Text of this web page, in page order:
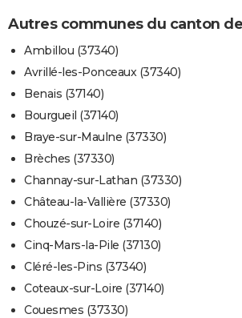
Autres communes du canton
Ambillou (37340)
Avrillé-les-Ponceaux (37340)
Benais (37140)
Bourgueil (37140)
Braye-sur-Maulne (37330)
Brèches (37330)
Channay-sur-Lathan (37330)
Château-la-Vallière (37330)
Chouzé-sur-Loire (37140)
Cinq-Mars-la-Pile (37130)
Cléré-les-Pins (37340)
Coteaux-sur-Loire (37140)
Couesmes (37330)